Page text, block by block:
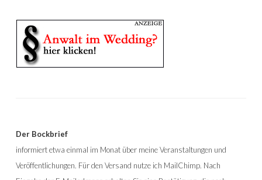
Der Bockbrief
informiert etwa einmal im Monat über meine Veranstaltungen und
Veröffentlichungen. Für den Versand nutze ich MailChimp. Nach